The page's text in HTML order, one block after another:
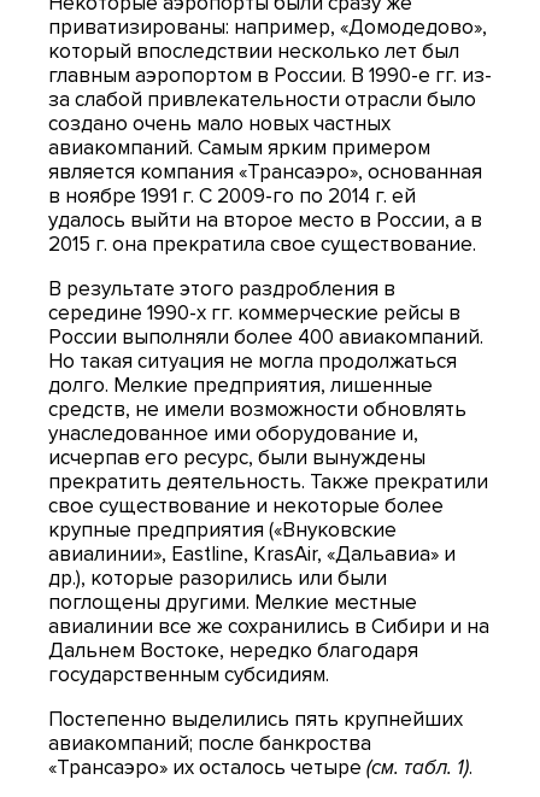
приватизированы: например, «Домодедово»,
который впоследствии несколько лет был
главным аэропортом в России. В 1990-е гг. из-
за слабой привлекательности отрасли было
создано очень мало новых частных
авиакомпаний. Самым ярким примером
является компания «Трансаэро», основанная
в ноябре 1991 г. С 2009-го по 2014 г. ей
удалось выйти на второе место в России, а в
2015 г. она прекратила свое существование.
В результате этого раздробления в
середине 1990-х гг. коммерческие рейсы в
России выполняли более 400 авиакомпаний.
Но такая ситуация не могла продолжаться
долго. Мелкие предприятия, лишенные
средств, не имели возможности обновлять
унаследованное ими оборудование и,
исчерпав его ресурс, были вынуждены
прекратить деятельность. Также прекратили
свое существование и некоторые более
крупные предприятия («Внуковские
авиалинии», Eastline, KrasAir, «Дальавиа» и
др.), которые разорились или были
поглощены другими. Мелкие местные
авиалинии все же сохранились в Сибири и на
Дальнем Востоке, нередко благодаря
государственным субсидиям.
Постепенно выделились пять крупнейших
авиакомпаний; после банкроства
«Трансаэро» их осталось четыре (см. табл. 1).